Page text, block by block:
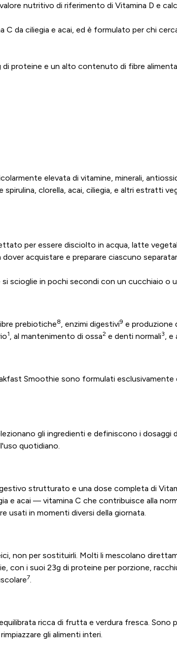
nutritivo di riferimento di Vitamina D e
da ciliegia e acai, ed è formulato per chi
proteine e un alto contenuto di fibre
elevata di vitamine, minerali,
clorella, acai, ciliegia, e altri estratti
per essere disciolto in acqua, latte
acquistare e preparare ciascuno
scioglie in pochi secondi con un cucchiaio o
prebiotiche8 , enzimi digestivi9 e produzione
1 , al mantenimento di ossa2e denti normali3 ,
Smoothie sono formulati esclusivamente
gli ingredienti e definiscono i dosaggi
quotidiano.
strutturato e una dose completa di
e acai — vitamina C che contribuisce alla
usati in momenti diversi della giornata.
per sostituirli. Molti li mescolano
con i suoi 23g di proteine per porzione,
7.
ricca di frutta e verdura fresca. Sono
gli alimenti interi.